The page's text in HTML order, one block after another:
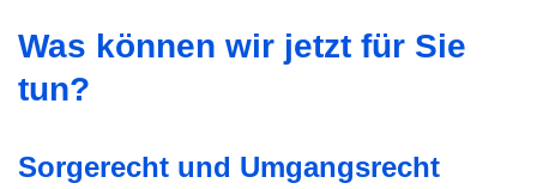
Was können wir jetzt für Sie
tun?
Sorgerecht und Umgangsrecht